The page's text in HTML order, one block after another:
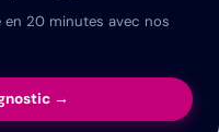
en 20 minutes avec nos
→